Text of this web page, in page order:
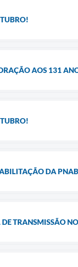
AOS 131
DA
TRANSMISSÃO